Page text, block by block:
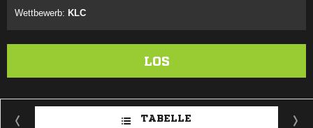
Wettbewerb: KLC
LOS
TABELLE